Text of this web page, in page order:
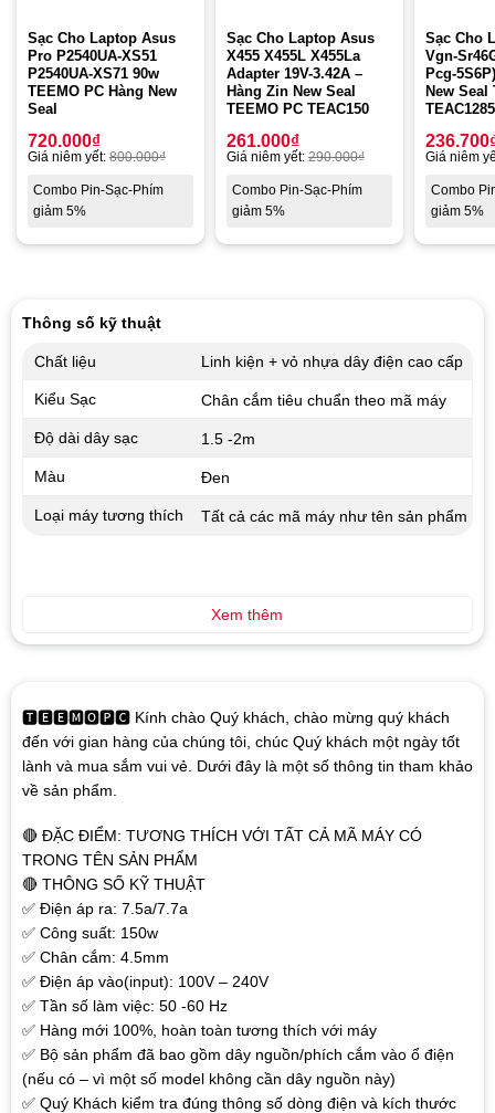
Sạc Cho Laptop Asus
Pro P2540UA-XS51
P2540UA-XS71 90w
TEEMO PC Hàng New
Seal
720.000₫
Giá niêm yết: 800.000₫
Combo Pin-Sạc-Phím
giảm 5%
Sạc Cho Laptop Asus
X455 X455L X455La
Adapter 19V-3.42A –
Hàng Zin New Seal
TEEMO PC TEAC150
261.000₫
Giá niêm yết: 290.000₫
Combo Pin-Sạc-Phím
giảm 5%
Sạc Cho
Vgn-
Pcg-
New Seal
TEAC1285
236.700
Giá niêm
Combo
giảm 5%
🆃🅴🅴🅼🅾🅿🅲 Kính chào Quý khách, chào mừng quý khách
đến với gian hàng của chúng tôi, chúc Quý khách một ngày tốt
lành và mua sắm vui vẻ. Dưới đây là một số thông tin tham khảo
về sản phẩm.
🔴 ĐẶC ĐIỂM: TƯƠNG THÍCH VỚI TẤT CẢ MÃ MÁY CÓ
TRONG TÊN SẢN PHẨM
🔴 THÔNG SỐ KỸ THUẬT
✅ Điện áp ra: 7.5a/7.7a
✅ Công suất: 150w
✅ Chân cắm: 4.5mm
✅ Điện áp vào(input): 100V – 240V
✅ Tần số làm việc: 50 -60 Hz
✅ Hàng mới 100%, hoàn toàn tương thích với máy
✅ Bộ sản phẩm đã bao gồm dây nguồn/phích cắm vào ổ điện
(nếu có – vì một số model không cần dây nguồn này)
✅ Quý Khách kiểm tra đúng thông số dòng điện và kích thước
Thông số kỹ thuật
Chất liệu Linh kiện + vỏ nhựa dây điện cao cấp
Kiểu Sạc Chân cắm tiêu chuẩn theo mã máy
Độ dài dây sạc 1.5 -2m
Màu Đen
Loại máy tương thích Tất cả các mã máy như tên sản phẩm
Xem thêm